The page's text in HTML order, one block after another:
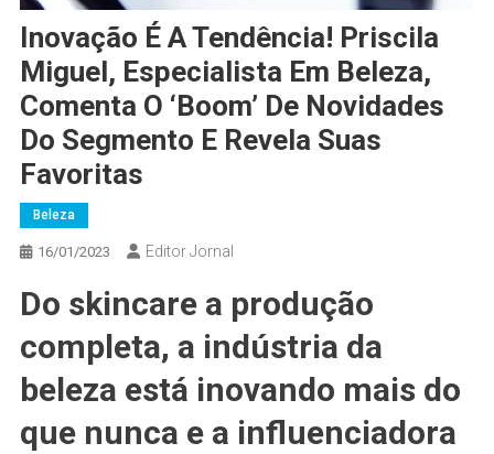
Inovação É A Tendência! Priscila
Miguel, Especialista Em Beleza,
Comenta O ‘boom’ De Novidades
Do Segmento E Revela Suas
Favoritas
Beleza
16/01/2023 Editor Jornal
Do skincare a produção
completa, a indústria da
beleza está inovando mais do
que nunca e a influenciadora